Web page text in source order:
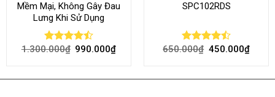
Mềm Mại, Không Gây Đau
Lưng Khi Sử Dụng
Rated
1.300.000₫ 990.000₫
SPC102RDS
Rated
650.000₫ 450.000₫